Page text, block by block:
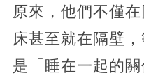
原來，他們不僅
床甚至就在隔壁
是「睡在一起的關